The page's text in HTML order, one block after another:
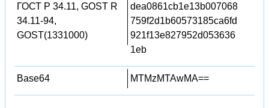
ГОСТ Р 34.11, GOST R
34.11-94,
GOST(1331000)
dea0861cb1e13b007068
759f2d1b60573185ca6fd
921f13e827952d053636
1eb
Base64 MTMzMTAwMA==